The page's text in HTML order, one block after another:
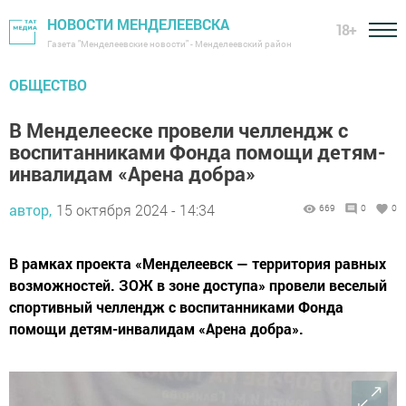
НОВОСТИ МЕНДЕЛЕЕВСКА
Газета "Менделеевские новости" - Менделеевский район
18+
ОБЩЕСТВО
В Менделееске провели челлендж с
воспитанниками Фонда помощи детям-
инвалидам «Арена добра»
автор, 15 октября 2024 - 14:34 669 0 0
В рамках проекта «Менделеевск — территория равных
возможностей. ЗОЖ в зоне доступа» провели веселый
спортивный челлендж с воспитанниками Фонда
помощи детям-инвалидам «Арена добра».